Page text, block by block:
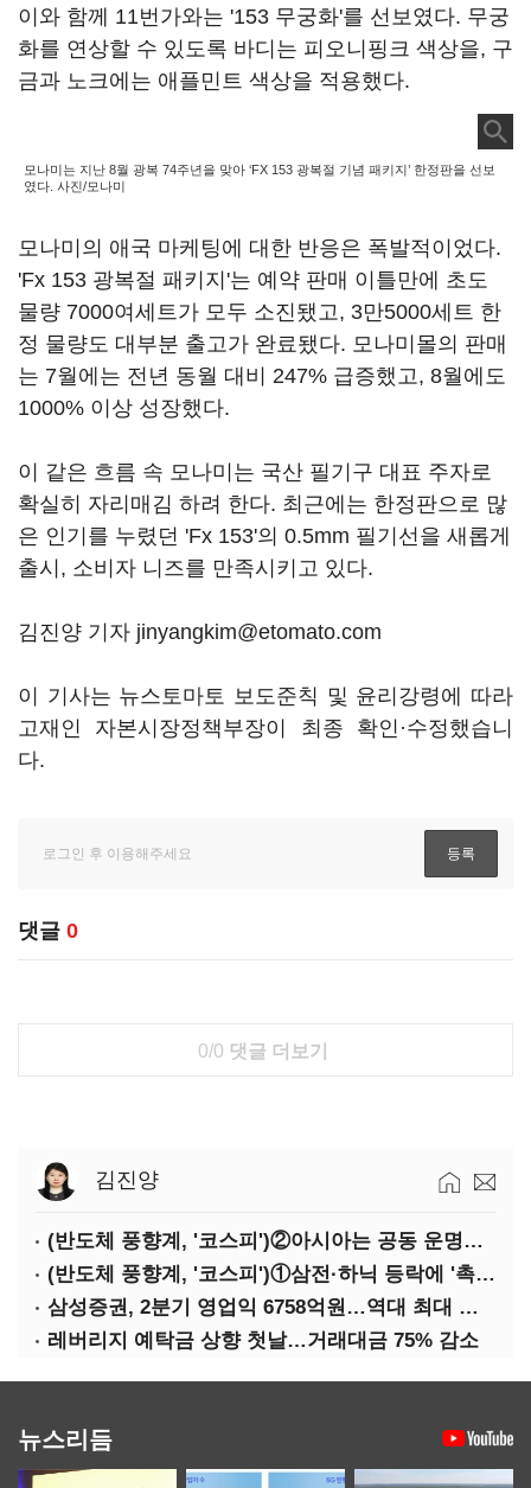
이와 함께 11번가와는 '153 무궁화'를 선보였다. 무궁
화를 연상할 수 있도록 바디는 피오니핑크 색상을, 구
금과 노크에는 애플민트 색상을 적용했다.
모나미는 지난 8월 광복 74주년을 맞아 ‘FX 153 광복절 기념 패키지’ 한정판을 선보
였다. 사진/모나미
모나미의 애국 마케팅에 대한 반응은 폭발적이었다.
'Fx 153 광복절 패키지'는 예약 판매 이틀만에 초도
물량 7000여세트가 모두 소진됐고, 3만5000세트 한
정 물량도 대부분 출고가 완료됐다. 모나미몰의 판매
는 7월에는 전년 동월 대비 247% 급증했고, 8월에도
1000% 이상 성장했다.
이 같은 흐름 속 모나미는 국산 필기구 대표 주자로
확실히 자리매김 하려 한다. 최근에는 한정판으로 많
은 인기를 누렸던 'Fx 153'의 0.5mm 필기선을 새롭게
출시, 소비자 니즈를 만족시키고 있다.
김진양 기자 jinyangkim@etomato.com
이 기사는 뉴스토마토 보도준칙 및 윤리강령에 따라
고재인 자본시장정책부장이 최종 확인·수정했습니
다.
댓글 0
0/0 댓글 더보기
김진양
(반도체 풍향계, '코스피')②아시아는 공동 운명체?…일본·대만도 '동반 출렁'
(반도체 풍향계, '코스피')①삼전·하닉 등락에 '촉각'…코스피·나스닥 '한 몸'
삼성증권, 2분기 영업익 6758억원…역대 최대 경신
레버리지 예탁금 상향 첫날…거래대금 75% 감소
뉴스리듬